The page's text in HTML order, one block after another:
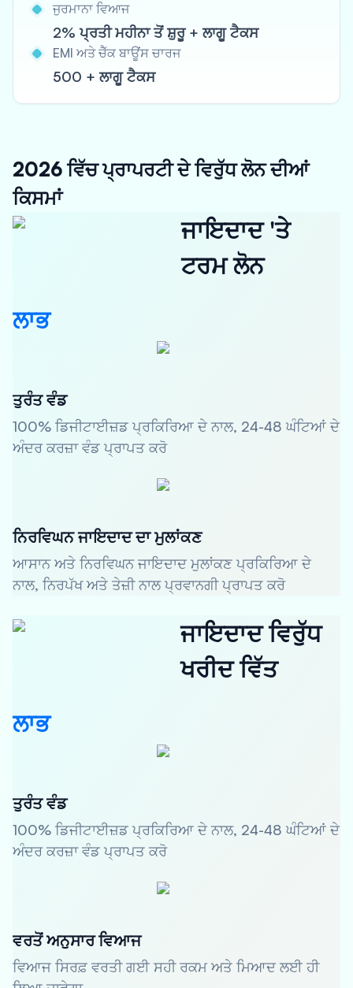
ਜੁਰਮਾਨਾ ਵਿਆਜ
2% ਪ੍ਰਤੀ ਮਹੀਨਾ ਤੋਂ ਸ਼ੁਰੂ + ਲਾਗੂ ਟੈਕਸ
EMI ਅਤੇ ਚੈੱਕ ਬਾਊਂਸ ਚਾਰਜ
500 + ਲਾਗੂ ਟੈਕਸ
2026 ਵਿੱਚ ਪ੍ਰਾਪਰਟੀ ਦੇ ਵਿਰੁੱਧ ਲੋਨ ਦੀਆਂ
ਕਿਸਮਾਂ
ਜਾਇਦਾਦ 'ਤੇ
ਟਰਮ ਲੋਨ
ਲਾਭ
ਤੁਰੰਤ ਵੰਡ
100% ਡਿਜੀਟਾਈਜ਼ਡ ਪ੍ਰਕਿਰਿਆ ਦੇ ਨਾਲ, 24-48 ਘੰਟਿਆਂ ਦੇ
ਅੰਦਰ ਕਰਜ਼ਾ ਵੰਡ ਪ੍ਰਾਪਤ ਕਰੋ
ਨਿਰਵਿਘਨ ਜਾਇਦਾਦ ਦਾ ਮੁਲਾਂਕਣ
ਆਸਾਨ ਅਤੇ ਨਿਰਵਿਘਨ ਜਾਇਦਾਦ ਮੁਲਾਂਕਣ ਪ੍ਰਕਿਰਿਆ ਦੇ
ਨਾਲ, ਨਿਰਪੱਖ ਅਤੇ ਤੇਜ਼ੀ ਨਾਲ ਪ੍ਰਵਾਨਗੀ ਪ੍ਰਾਪਤ ਕਰੋ
ਜਾਇਦਾਦ ਵਿਰੁੱਧ
ਖਰੀਦ ਵਿੱਤ
ਲਾਭ
ਤੁਰੰਤ ਵੰਡ
100% ਡਿਜੀਟਾਈਜ਼ਡ ਪ੍ਰਕਿਰਿਆ ਦੇ ਨਾਲ, 24-48 ਘੰਟਿਆਂ ਦੇ
ਅੰਦਰ ਕਰਜ਼ਾ ਵੰਡ ਪ੍ਰਾਪਤ ਕਰੋ
ਵਰਤੋਂ ਅਨੁਸਾਰ ਵਿਆਜ
ਵਿਆਜ ਸਿਰਫ਼ ਵਰਤੀ ਗਈ ਸਹੀ ਰਕਮ ਅਤੇ ਮਿਆਦ ਲਈ ਹੀ